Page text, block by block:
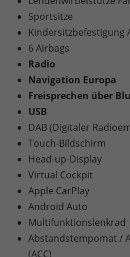
Sportsitze
Kindersitzbefestigung /
6 Airbags
Radio
Navigation Europa
Freisprechen über
USB
DAB (Digitaler
Touch-Bildschirm
Head-up-Display
Virtual Cockpit
Apple CarPlay
Android Auto
Multifunktionslenkrad
Abstandstempomat /
(ACC)